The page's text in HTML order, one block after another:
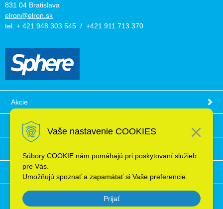
Vaše nastavenie COOKIES
Súbory COOKIE nám pomáhajú pri poskytovaní služieb
pre Vás.
Umožňujú spoznať a zapamätať si Vaše preferencie.
Prijať
831 04 Bratislava
elron@elron.sk
tel. + 421 948 303 545 / +421 911 713 370
Akcie
Obchodné podmienky
Ochrana osobných údajov